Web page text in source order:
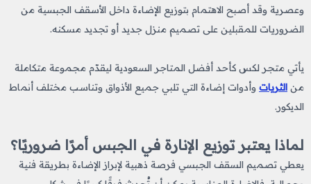
وعصرية وقد أصبح الاهتمام بتوزيع الإضاءة داخل الأسقف الجبسية من
الضروريات للمقبلين على تصميم منزل جديد أو تجديد مسكنه.
يأتي متجر لكس كأحد أفضل المتاجر السعودية ليقدّم مجموعة متكاملة
من الثريات وأدوات إضاءة التي تلبي جميع الأذواق وتناسب مختلف أنماط
الديكور.
لماذا يعتبر توزيع الإنارة في الجبس أمرًا ضروريًا؟
يعطي تصميم السقف الجبسي فرصة ذهبية لإبراز الإضاءة بطريقة فنية